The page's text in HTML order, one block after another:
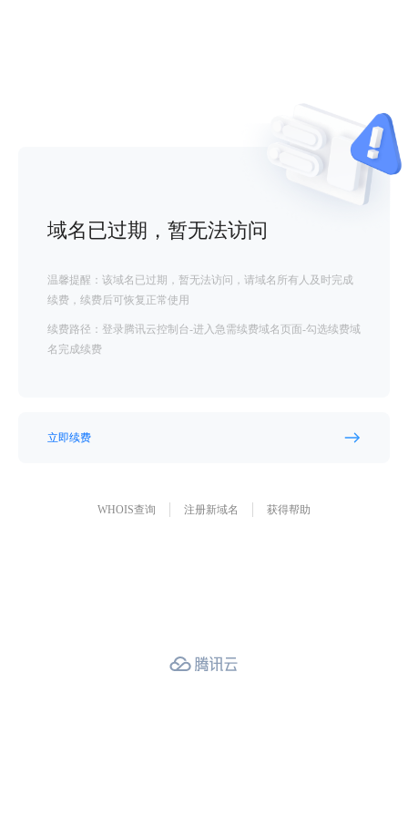
域名已过期，暂无法访问
温馨提醒：该域名已过期，暂无法访问，请域名所有人及时完成
续费，续费后可恢复正常使用
续费路径：登录腾讯云控制台-进入急需续费域名页面-勾选续费域
名完成续费
立即续费
WHOIS查询 注册新域名 获得帮助